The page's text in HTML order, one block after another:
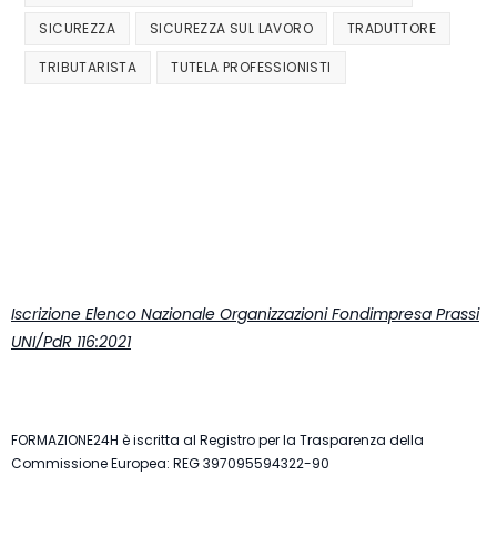
SICUREZZA SICUREZZA SUL LAVORO TRADUTTORE
TRIBUTARISTA TUTELA PROFESSIONISTI
Iscrizione Elenco Nazionale Organizzazioni Fondimpresa Prassi
UNI/PdR 116:2021
FORMAZIONE24H è iscritta al Registro per la Trasparenza della
Commissione Europea: REG 397095594322-90